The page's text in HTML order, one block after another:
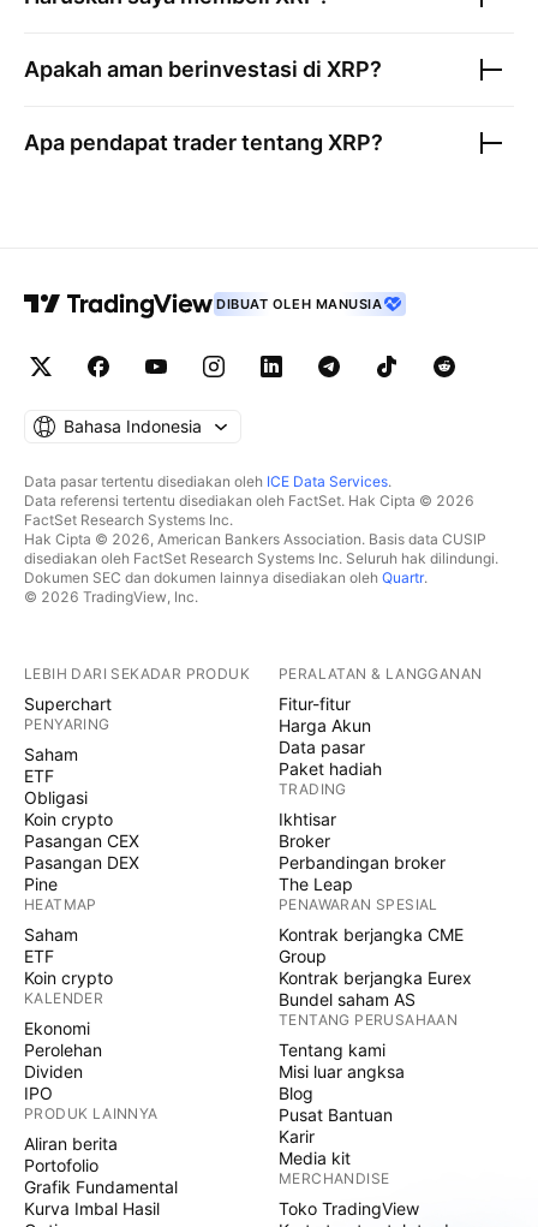
Apakah aman berinvestasi di XRP?
Apa pendapat trader tentang XRP?
DIBUAT OLEH MANUSIA
Bahasa Indonesia
Data pasar tertentu disediakan oleh ICE Data Services.
Data referensi tertentu disediakan oleh FactSet. Hak Cipta © 2026
FactSet Research Systems Inc.
Hak Cipta © 2026, American Bankers Association. Basis data CUSIP
disediakan oleh FactSet Research Systems Inc. Seluruh hak dilindungi.
Dokumen SEC dan dokumen lainnya disediakan oleh Quartr.
© 2026 TradingView, Inc.
LEBIH DARI SEKADAR PRODUK
Superchart
PENYARING
Saham
ETF
Obligasi
Koin crypto
Pasangan CEX
Pasangan DEX
Pine
HEATMAP
Saham
ETF
Koin crypto
KALENDER
Ekonomi
Perolehan
Dividen
IPO
PRODUK LAINNYA
Aliran berita
Portofolio
Grafik Fundamental
Kurva Imbal Hasil
PERALATAN & LANGGANAN
Fitur-fitur
Harga Akun
Data pasar
Paket hadiah
TRADING
Ikhtisar
Broker
Perbandingan broker
The Leap
PENAWARAN SPESIAL
Kontrak berjangka CME
Group
Kontrak berjangka Eurex
Bundel saham AS
TENTANG PERUSAHAAN
Tentang kami
Misi luar angksa
Blog
Pusat Bantuan
Karir
Media kit
MERCHANDISE
Toko TradingView